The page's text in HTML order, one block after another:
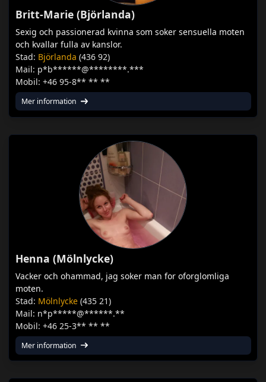
Britt-Marie (Björlanda)
Sexig och passionerad kvinna som soker sensuella moten
och kvallar fulla av kanslor.
Stad: Björlanda (436 92)
Mail: p*b******@********.***
Mobil: +46 95-8** ** **
Mer information
Henna (Mölnlycke)
Vacker och ohammad, jag soker man for oforglomliga
moten.
Stad: Mölnlycke (435 21)
Mail: n*p*****@******.**
Mobil: +46 25-3** ** **
Mer information